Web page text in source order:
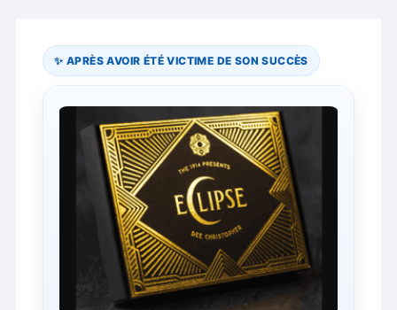
✨ APRÈS AVOIR ÉTÉ VICTIME DE SON SUCCÈS